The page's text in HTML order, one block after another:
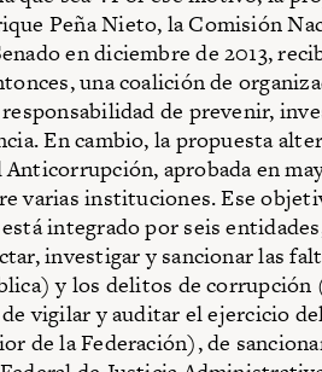
Peña Nieto, la Comisión
en diciembre de 2013,
una coalición de
de prevenir,
En cambio, la propuesta
aprobada en
varias instituciones. Ese
integrado por seis
investigar y sancionar las
y los delitos de corrupción
vigilar y auditar el ejercicio
de la Federación), de